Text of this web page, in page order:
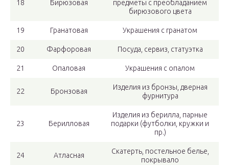
18 Бирюзовая
предметы с преобладанием
бирюзового цвета
19 Гранатовая Украшения с гранатом
20 Фарфоровая Посуда, сервиз, статуэтка
21 Опаловая Украшения с опалом
22 Бронзовая
Изделия из бронзы, дверная
фурнитура
23 Берилловая
Изделия из берилла, парные
подарки (футболки, кружки и
пр.)
24 Атласная
Скатерть, постельное белье,
покрывало